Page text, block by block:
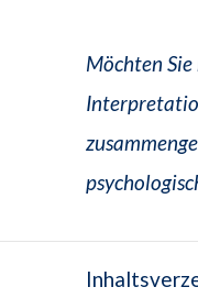
Möchten Sie